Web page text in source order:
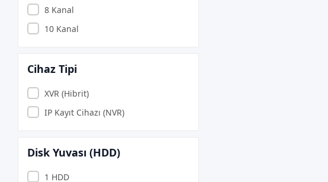
APARATCI
APRONX
ARZUM
ASTRA
AURIS
AXLE
8 Kanal
10 Kanal
Cihaz Tipi
XVR (Hibrit)
IP Kayıt Cihazı (NVR)
Disk Yuvası (HDD)
1 HDD